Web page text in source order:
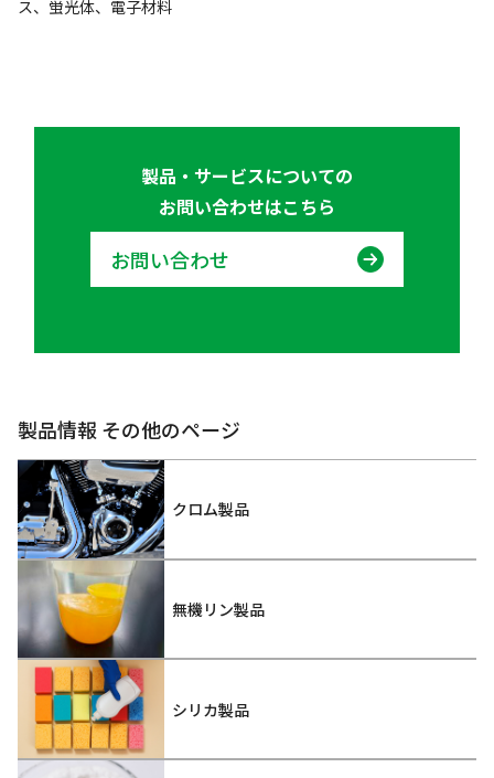
ス、蛍光体、電子材料
製品・サービスについての
お問い合わせはこちら
お問い合わせ
製品情報 その他のページ
クロム製品
無機リン製品
シリカ製品